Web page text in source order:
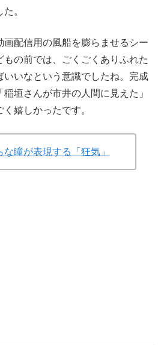
。
配信用の風船を膨らませるシー
もの前では、ごくごくありふれた
いいなという意識でしたね。完成
垣さんが市井の人間に見えた」
嬉しかったです。
な瞳が表現する「狂気」